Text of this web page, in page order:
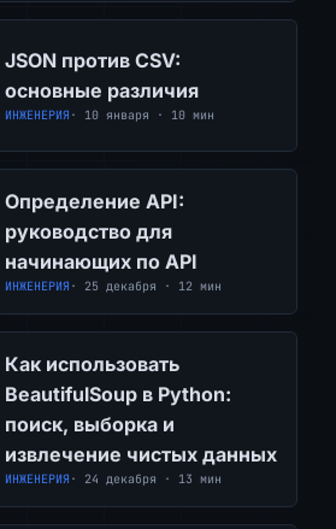
JSON против CSV:
основные различия
ИНЖЕНЕРИЯ · 10 января · 10 мин
Определение API:
руководство для
начинающих по API
ИНЖЕНЕРИЯ · 25 декабря · 12 мин
Как использовать
BeautifulSoup в Python:
поиск, выборка и
извлечение чистых данных
ИНЖЕНЕРИЯ · 24 декабря · 13 мин